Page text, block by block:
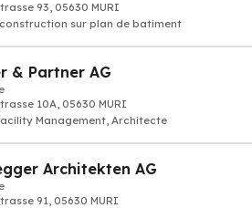
93, 05630 MURI
sur plan de batiment
& Partner AG
10A, 05630 MURI
Management, Architecte
Architekten AG
91, 05630 MURI